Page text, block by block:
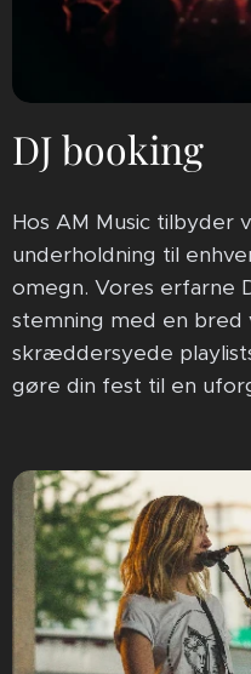
DJ booking
Hos AM Music tilbyder
underholdning til
omegn. Vores erfarne
stemning med en
skræddersyede
gøre din fest til en